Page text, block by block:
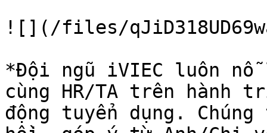
![](/files/
*Đội ngũ iVIEC luôn
cùng HR/TA trên hành
động tuyển dụng.